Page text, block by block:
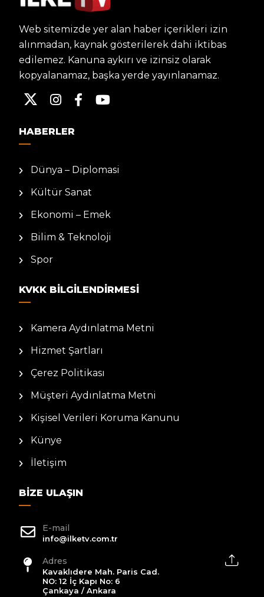
Web sitemizde yer alan haber içerikleri izin
alınmadan, kaynak gösterilerek dahi iktibas
edilemez. Kanuna aykırı ve izinsiz olarak
kopyalanamaz, başka yerde yayınlanamaz.
HABERLER
Dünya – Diplomasi
Kültür Sanat
Ekonomi – Emek
Bilim & Teknoloji
Spor
KVKK BILGILENDIRMESI
Kamera Aydınlatma Metni
Hizmet Şartları
Çerez Politikası
Müşteri Aydınlatma Metni
Kişisel Verileri Koruma Kanunu
Künye
İletişim
BIZE ULAŞIN
E-mail
info@ilketv.com.tr
Adres
Kavaklıdere Mah. Paris Cad.
NO: 12 İç Kapı No: 6
Çankaya / Ankara